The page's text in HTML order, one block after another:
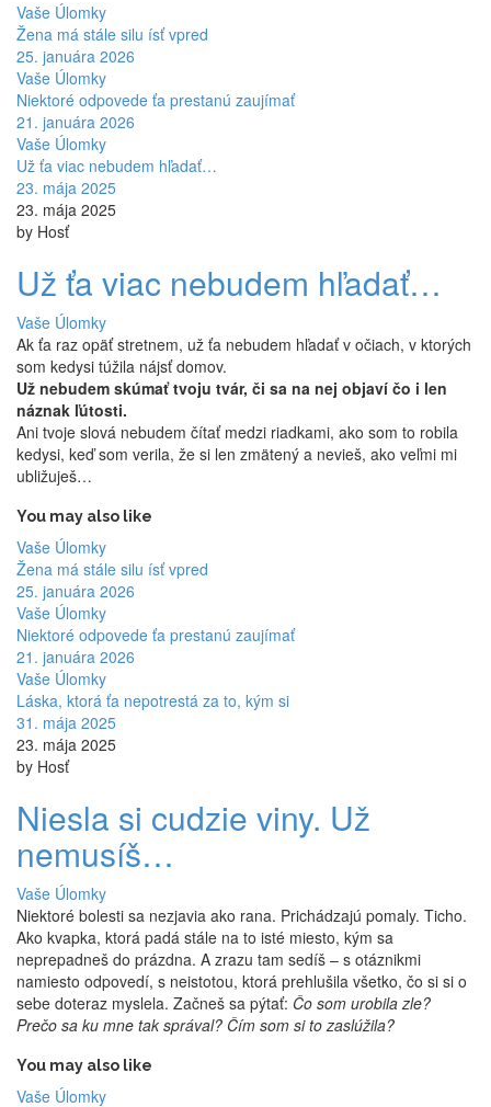
Vaše Úlomky
Žena má stále silu ísť vpred
25. januára 2026
Vaše Úlomky
Niektoré odpovede ťa prestanú zaujímať
21. januára 2026
Vaše Úlomky
Už ťa viac nebudem hľadať…
23. mája 2025
23. mája 2025
by Hosť
Už ťa viac nebudem hľadať…
Vaše Úlomky
Ak ťa raz opäť stretnem, už ťa nebudem hľadať v očiach, v ktorých
som kedysi túžila nájsť domov.
Už nebudem skúmať tvoju tvár, či sa na nej objaví čo i len
náznak ľútosti.
Ani tvoje slová nebudem čítať medzi riadkami, ako som to robila
kedysi, keď som verila, že si len zmätený a nevieš, ako veľmi mi
ubližuješ…
You may also like
Vaše Úlomky
Žena má stále silu ísť vpred
25. januára 2026
Vaše Úlomky
Niektoré odpovede ťa prestanú zaujímať
21. januára 2026
Vaše Úlomky
Láska, ktorá ťa nepotrestá za to, kým si
31. mája 2025
23. mája 2025
by Hosť
Niesla si cudzie viny. Už
nemusíš…
Vaše Úlomky
Niektoré bolesti sa nezjavia ako rana. Prichádzajú pomaly. Ticho.
Ako kvapka, ktorá padá stále na to isté miesto, kým sa
neprepadneš do prázdna. A zrazu tam sedíš – s otáznikmi
namiesto odpovedí, s neistotou, ktorá prehlušila všetko, čo si si o
sebe doteraz myslela. Začneš sa pýtať: Čo som urobila zle?
Prečo sa ku mne tak správal? Čím som si to zaslúžila?
You may also like
Vaše Úlomky